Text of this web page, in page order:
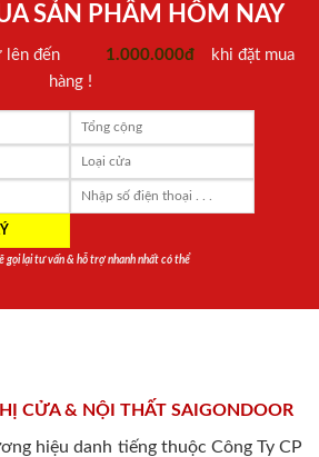
SẢN PHẨM HÔM NAY
lên đến 1.000.000đ
khi đặt mua
hàng !
gọi lại tư vấn & hỗ trợ nhanh nhất có thể
CỬA & NỘI THẤT SAIGONDOOR
hiệu danh tiếng thuộc Công Ty CP